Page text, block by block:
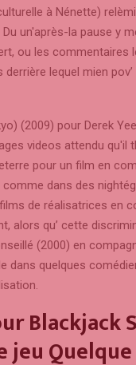
à Nénette)
un'après-la pause y
ou les commentaires
lequel mien
(2009) pour Derek
videos attendu qu'il
pour un film en
dans des
de réalisatrices en
alors qu’ cette
(2000) en
dans quelques
Blackjack
jeu